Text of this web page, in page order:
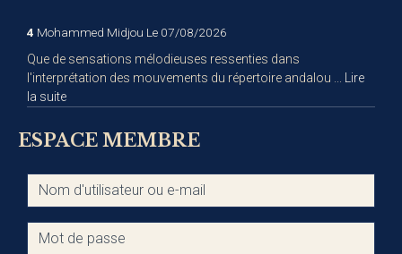
4 Mohammed Midjou Le 07/08/2026
Que de sensations mélodieuses ressenties dans
l'interprétation des mouvements du répertoire andalou ... Lire
la suite
ESPACE MEMBRE